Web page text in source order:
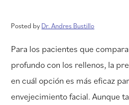
Posted by Dr. Andres Bustillo
Para los pacientes que
profundo con los rellenos, la
en cuál opción es más eficaz
envejecimiento facial. Aunque